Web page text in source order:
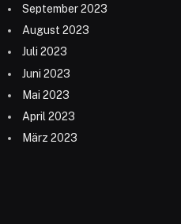
September 2023
August 2023
Juli 2023
Juni 2023
Mai 2023
April 2023
März 2023